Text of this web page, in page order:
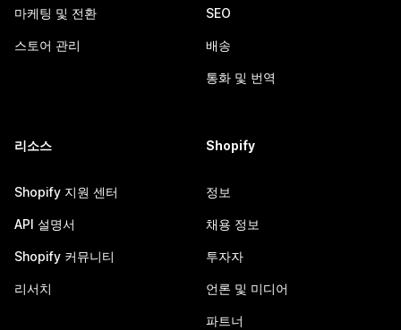
마케팅 및 전환
스토어 관리
SEO
배송
통화 및 번역
리소스
Shopify 지원 센터
API 설명서
Shopify 커뮤니티
리서치
Shopify
정보
채용 정보
투자자
언론 및 미디어
파트너